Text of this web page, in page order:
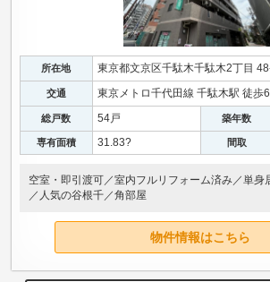
所在地 東京都文京区千駄木千駄木2丁目
交通 東京メトロ千代田線 千駄木駅 徒歩
総戸数 54戸 築年数
専有面積 31.83? 間取
空室・即引渡可／室内フルリフォーム済み／単
／人気の谷根千／角部屋
物件情報はこちら